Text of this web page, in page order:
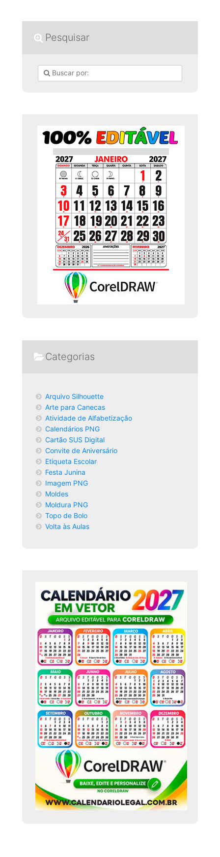
Pesquisar
Categorias
Arquivo Silhouette
Arte para Canecas
Atividade de Alfabetização
Calendários PNG
Cartão SUS Digital
Convite de Aniversário
Etiqueta Escolar
Festa Junina
Imagem PNG
Moldes
Moldura PNG
Topo de Bolo
Volta às Aulas